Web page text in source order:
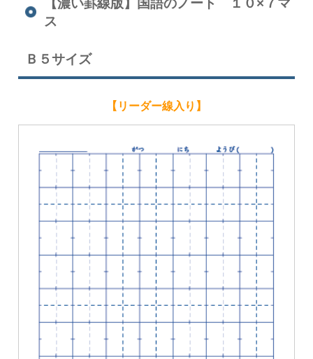
【濃い罫線版】国語のノート １０×７マ
ス
Ｂ５サイズ
【リーダー線入り】